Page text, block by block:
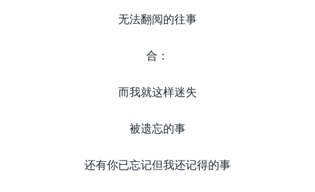
无法翻阅的往事
合：
而我就这样迷失
被遗忘的事
还有你已忘记但我还记得的事